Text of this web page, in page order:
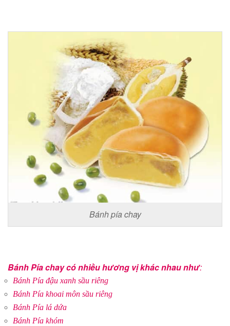
Bánh pía chay
Bánh Pía chay có nhiều hương vị khác nhau như:
Bánh Pía đậu xanh sầu riêng
Bánh Pía khoai môn sầu riêng
Bánh Pía lá dứa
Bánh Pía khóm